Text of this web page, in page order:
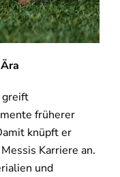
greift
früherer
knüpft er
Karriere an.
und